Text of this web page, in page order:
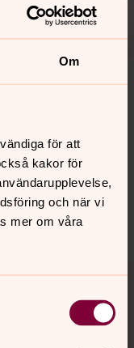
Om
för att
kakor för
och när vi
mer om våra